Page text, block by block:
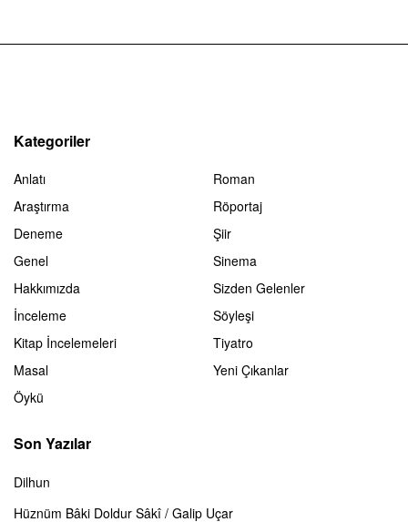
Kategoriler
Anlatı
Araştırma
Deneme
Genel
Hakkımızda
İnceleme
Kitap İncelemeleri
Masal
Öykü
Roman
Röportaj
Şiir
Sinema
Sizden Gelenler
Söyleşi
Tiyatro
Yeni Çıkanlar
Son Yazılar
Dilhun
Hüznüm Bâki Doldur Sâkî / Galip Uçar